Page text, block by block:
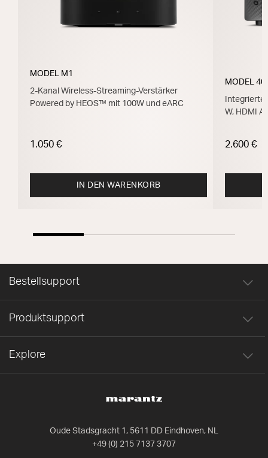
MODEL M1
2-Kanal Wireless-Streaming-Verstärker
Powered by HEOS™ mit 100W und eARC
1.050 €
IN DEN WARENKORB
MODEL
W, HDMI
2.600 €
Oude Stadsgracht 1, 5611 DD Eindhoven, NL
+49 (0) 215 7137 3707
Bestellsupport
Produktsupport
Explore